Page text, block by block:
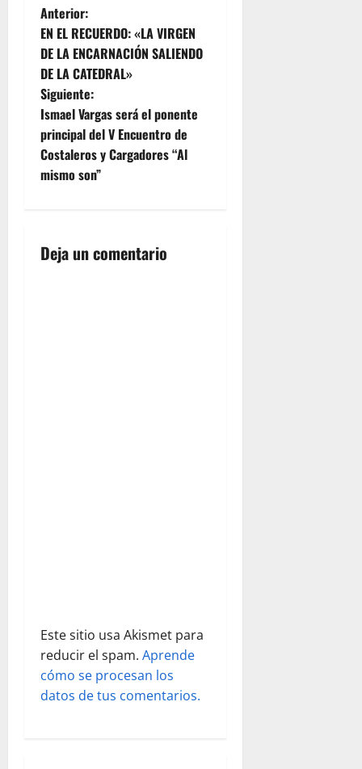
N
a
v
e
g
a
i
a
s
Anterior:
EN EL RECUERDO: «LA VIRGEN
DE LA ENCARNACIÓN SALIENDO
DE LA CATEDRAL»
Siguiente:
Ismael Vargas será el ponente
principal del V Encuentro de
Costaleros y Cargadores “Al
mismo son”
Deja un comentario
Este sitio usa Akismet para
reducir el spam. Aprende
cómo se procesan los
datos de tus comentarios.